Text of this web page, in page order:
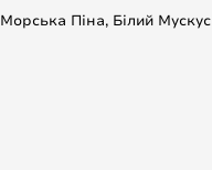
Морська Піна, Білий Мускус